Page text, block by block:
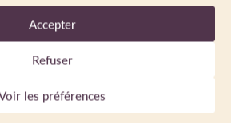
Accepter
Refuser
les préférences
montagne de 4 à 7h de marche et
de dénivelées. Certaines randonnées
de 1000m de dénivelées selon
certaines étapes un peu plus
qu’en début de saison (fin